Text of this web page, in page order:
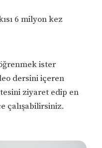
6 milyon kez
ister
dersini içeren
ziyaret edip en
çalışabilirsiniz.